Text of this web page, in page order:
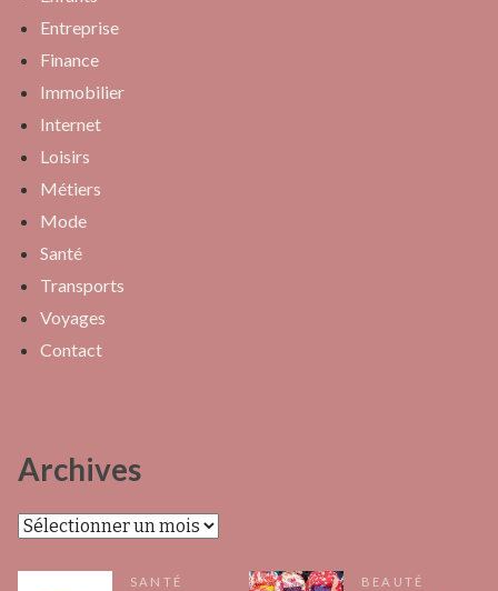
Entreprise
Finance
Immobilier
Internet
Loisirs
Métiers
Mode
Santé
Transports
Voyages
Contact
Archives
Archives
SANTÉ BEAUTÉ